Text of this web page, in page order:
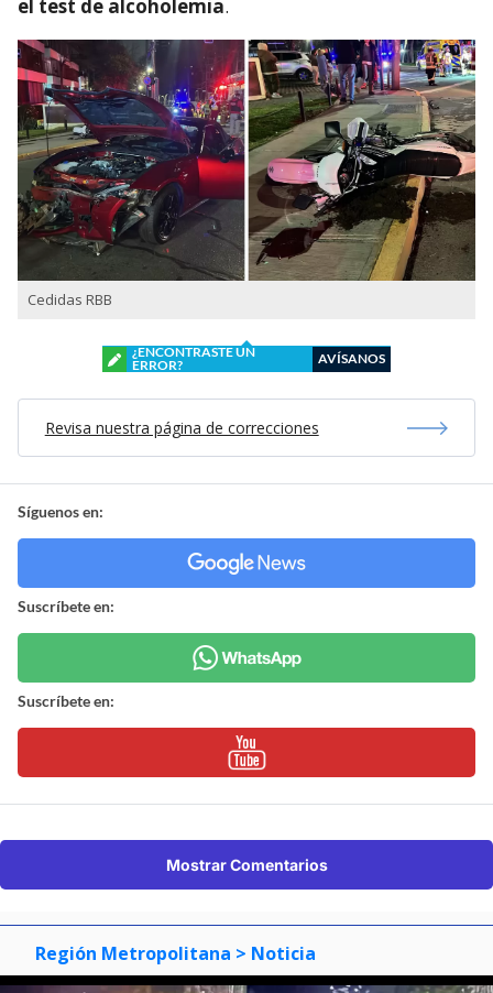
el test de alcoholemia.
Cedidas RBB
¿ENCONTRASTE UN
ERROR?
AVÍSANOS
Revisa nuestra página de correcciones
Síguenos en:
Suscríbete en:
Suscríbete en:
Mostrar Comentarios
Región Metropolitana > Noticia